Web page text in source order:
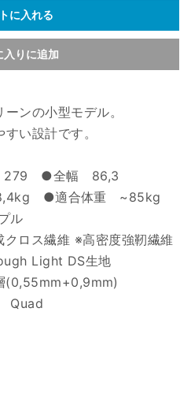
に入れる
入りに追加
ンの小型モデル。
い設計です。
279 ●全幅 86,3
●適合体重 ~85kg
ル
ロス繊維 ※高密度強靭繊維
Light DS生地
Quad